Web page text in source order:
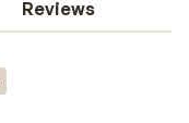
Reviews